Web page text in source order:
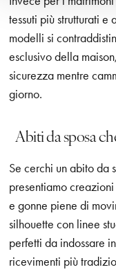
tessuti più strutturati
modelli si
esclusivo della
sicurezza mentre
giorno.
Abiti da sposa
Se cerchi un abito da
presentiamo
e gonne piene di
silhouette con linee
perfetti da indossare
ricevimenti più